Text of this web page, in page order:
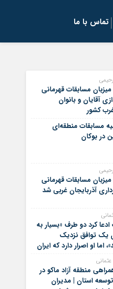
تماس با ما
مسابقات قهرمانی
آقایان و بانوان
کشور
مسابقات منطقه‌ای
در بوکان
مسابقات قهرمانی
آذربایجان غربی شد
کرد دو طرف «بسیار به
یک توافق نزدیک
اما او اصرار دارد که ایران
گذاشتن برنامه‌های
خود گام‌های بیشتری
منطقه آزاد ماکو در
استان | مدیران